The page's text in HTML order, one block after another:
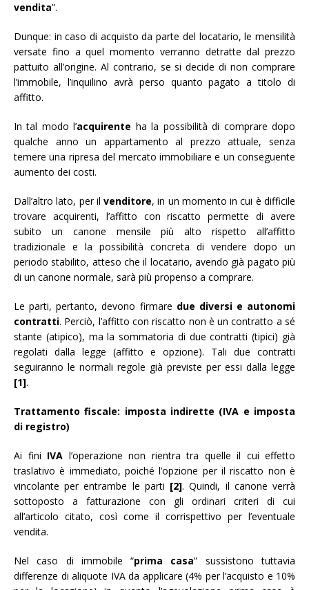
vendita”.
Dunque: in caso di acquisto da parte del locatario, le mensilità
versate fino a quel momento verranno detratte dal prezzo
pattuito all’origine. Al contrario, se si decide di non comprare
l’immobile, l’inquilino avrà perso quanto pagato a titolo di
affitto.
In tal modo l’acquirente ha la possibilità di comprare dopo
qualche anno un appartamento al prezzo attuale, senza
temere una ripresa del mercato immobiliare e un conseguente
aumento dei costi.
Dall’altro lato, per ilvenditore, in un momento in cui è difficile
trovare acquirenti, l’affitto con riscatto permette di avere
subito un canone mensile più alto rispetto all’affitto
tradizionale e la possibilità concreta di vendere dopo un
periodo stabilito, atteso che il locatario, avendo già pagato più
di un canone normale, sarà più propenso a comprare.
Le parti, pertanto, devono firmare due diversi e autonomi
contratti. Perciò, l’affitto con riscatto non è un contratto a sé
stante (atipico), ma la sommatoria di due contratti (tipici) già
regolati dalla legge (affitto e opzione). Tali due contratti
seguiranno le normali regole già previste per essi dalla legge
[1].
Trattamento fiscale: imposta indirette (IVA e imposta
di registro)
Ai fini IVA l’operazione non rientra tra quelle il cui effetto
traslativo è immediato, poiché l’opzione per il riscatto non è
vincolante per entrambe le parti [2]. Quindi, il canone verrà
sottoposto a fatturazione con gli ordinari criteri di cui
all’articolo citato, così come il corrispettivo per l’eventuale
vendita.
Nel caso di immobile “prima casa” sussistono tuttavia
differenze di aliquote IVA da applicare (4% per l’acquisto e 10%